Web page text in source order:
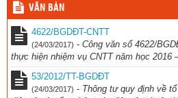
VĂN BẢN
4622/BGDĐT-CNTT
(24/03/2017) - Công văn số 4622/
thực hiện nhiệm vụ CNTT năm học 2016
53/2012/TT-BGDĐT
(24/03/2017) - Thông tư quy định về